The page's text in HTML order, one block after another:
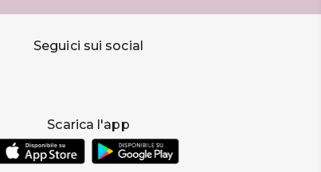
Seguici sui social
Scarica l'app